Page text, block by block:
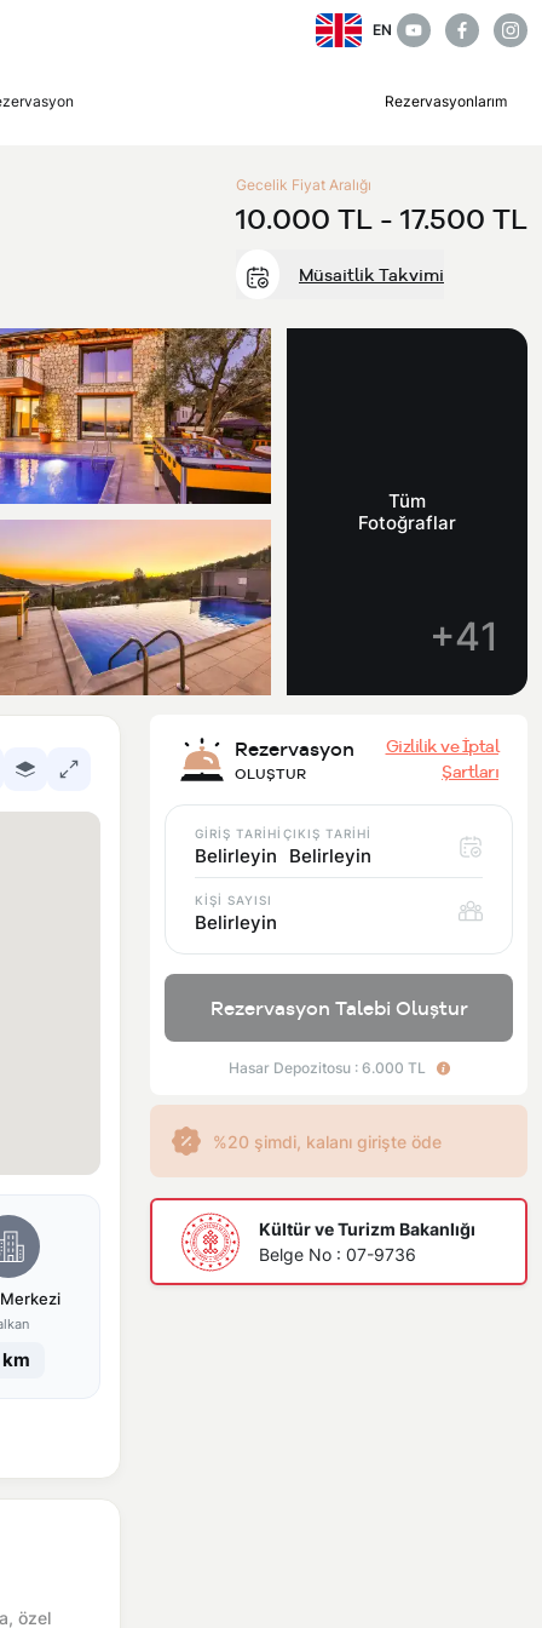
EN
Rezervasyonlarım
Gecelik Fiyat Aralığı
10.000 TL - 17.500 TL
Müsaitlik Takvimi
Tüm
Fotoğraflar
+41
özel
Rezervasyon
OLUŞTUR
Gizlilik ve İptal
Şartları
GİRİŞ TARİHİ
Belirleyin
ÇIKIŞ TARİHİ
Belirleyin
KİŞİ SAYISI
Belirleyin
Rezervasyon Talebi Oluştur
Hasar Depozitosu : 6.000 TL
%20 şimdi, kalanı girişte öde
Kültür ve Turizm Bakanlığı
Belge No : 07-9736